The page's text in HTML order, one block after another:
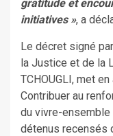
gratitude et
initiatives », a
Le décret signé
la Justice et de la
TCHOUGLI, met
Contribuer au
du vivre-ensemble
détenus recensés